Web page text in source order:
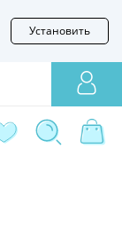
Установить